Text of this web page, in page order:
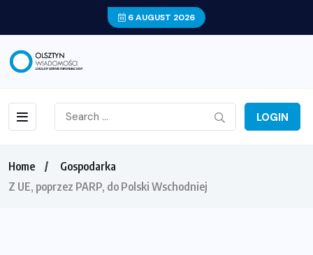
6 AUGUST 2026
LOGIN
Home
Gospodarka
Z UE, poprzez PARP, do Polski Wschodniej